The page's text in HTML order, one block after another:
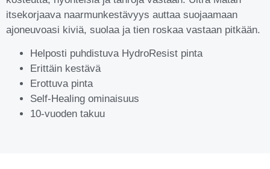
itsekorjaava naarmunkestävyys auttaa suojaamaan
ajoneuvoasi kiviä, suolaa ja tien roskaa vastaan pitkään.
Helposti puhdistuva HydroResist pinta
Erittäin kestävä
Erottuva pinta
Self-Healing ominaisuus
10-vuoden takuu